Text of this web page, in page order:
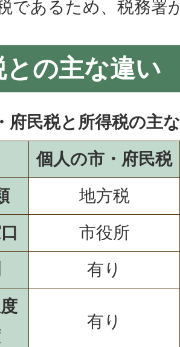
であるため、税務署
との主な違い
府民税と所得税の主
個人の市・府民税
地方税
市役所
有り
有り